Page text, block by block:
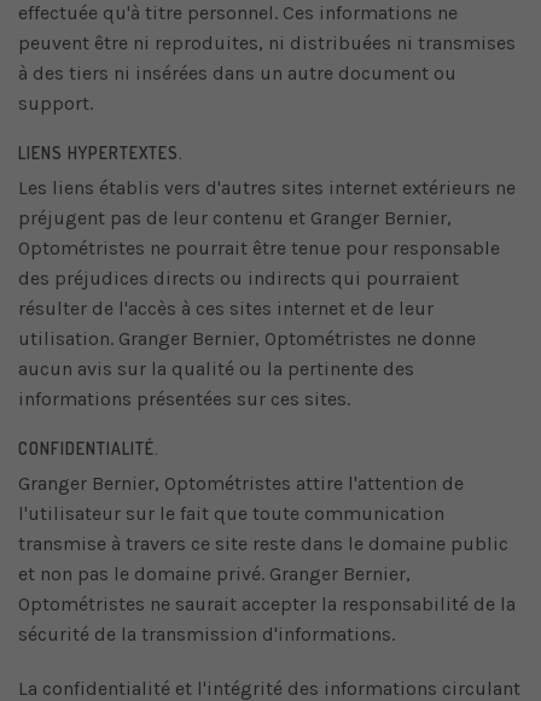
effectuée qu'à titre personnel. Ces informations ne
peuvent être ni reproduites, ni distribuées ni transmises
à des tiers ni insérées dans un autre document ou
support.
LIENS HYPERTEXTES.
Les liens établis vers d'autres sites internet extérieurs ne
préjugent pas de leur contenu et Granger Bernier,
Optométristes ne pourrait être tenue pour responsable
des préjudices directs ou indirects qui pourraient
résulter de l'accès à ces sites internet et de leur
utilisation. Granger Bernier, Optométristes ne donne
aucun avis sur la qualité ou la pertinente des
informations présentées sur ces sites.
CONFIDENTIALITÉ.
Granger Bernier, Optométristes attire l'attention de
l'utilisateur sur le fait que toute communication
transmise à travers ce site reste dans le domaine public
et non pas le domaine privé. Granger Bernier,
Optométristes ne saurait accepter la responsabilité de la
sécurité de la transmission d'informations.
La confidentialité et l'intégrité des informations circulant